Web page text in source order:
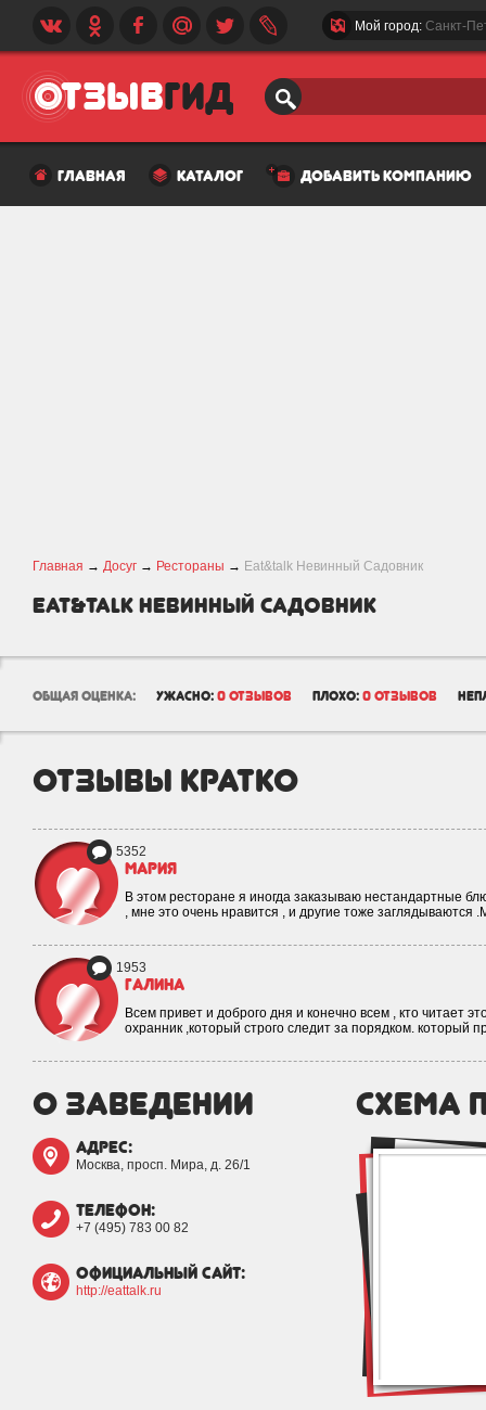
Мой город: Санкт-
главная каталог добавить компанию
Главная → Досуг → Рестораны → Eat&talk Невинный Садовник
Eat&talk Невинный Садовник
общая оценка: ужасно: 0 отзывов плохо: 0 отзывов
отзывы кратко
5352
Мария
В этом ресторане я иногда заказываю нестандартные
, мне это очень нравится , и другие тоже заглядываются
1953
Галина
Всем привет и доброго дня и конечно всем , кто читает
охранник ,который строго следит за порядком. который
о заведении
адрес:
Москва, просп. Мира, д. 26/1
телефон:
+7 (495) 783 00 82
официальный сайт:
http://eattalk.ru
схема